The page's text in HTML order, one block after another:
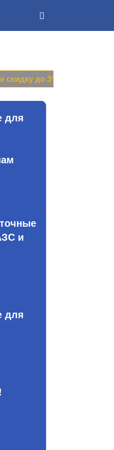
до 3% на все цены прайс-
для
и
для